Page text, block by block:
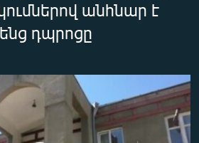
անհնար է
դպրոցը